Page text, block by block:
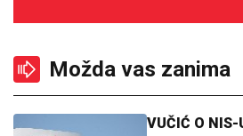
Možda vas zanima
VUČIĆ O